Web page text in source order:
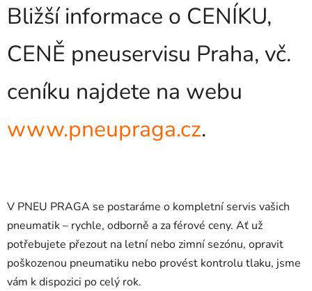
Bližší informace o CENÍKU,
CENĚ pneuservisu Praha, vč.
ceníku najdete na webu
www.pneupraga.cz.
V PNEU PRAGA se postaráme o kompletní servis vašich
pneumatik – rychle, odborně a za férové ceny. Ať už
potřebujete přezout na letní nebo zimní sezónu, opravit
poškozenou pneumatiku nebo provést kontrolu tlaku, jsme
vám k dispozici po celý rok.